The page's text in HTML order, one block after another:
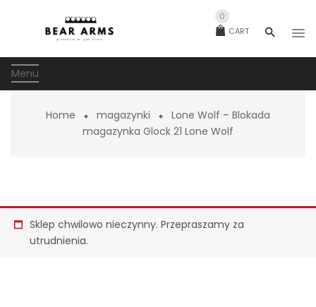
CART
0
Menu
Home magazynki
Lone Wolf – Blokada
magazynka Glock 21 Lone Wolf
Sklep chwilowo nieczynny. Przepraszamy za
utrudnienia.